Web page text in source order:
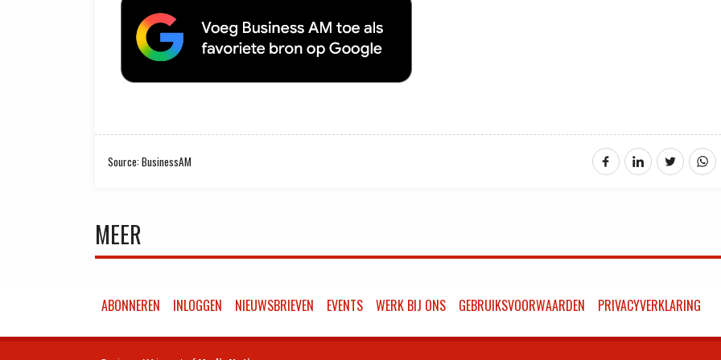
Source: BusinessAM
MEER
ABONNEREN INLOGGEN NIEUWSBRIEVEN EVENTS WERK BIJ ONS GEBRUIKSVOORWAARDEN PRIVACYVERKLARING